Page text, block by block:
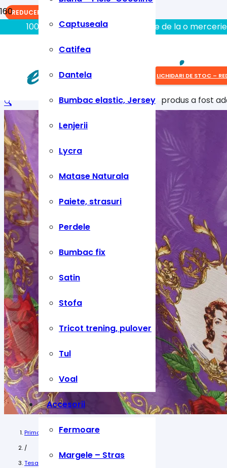
100% aici gasiti tot ce aveti nevoie de la o
Captuseala
Catifea
Dantela
Bumbac elastic, Jersey
Lenjerii
Lycra
Matase Naturala
Paiete, strasuri
Perdele
Bumbac fix
Satin
Stofa
Tricot trening, pulover
Tul
Voal
Accesorii
Fermoare
Margele – Stras
LICHIDARI DE STOC –
produsa fost
🔍
Prima pagină
/
Tesaturi
REDUCERI!